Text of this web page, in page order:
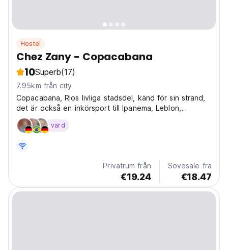
Hostel
Chez Zany - Copacabana
10Superb(17)
7.95km från city
Copacabana, Rios livliga stadsdel, känd för sin strand,
det är också en inkörsport till Ipanema, Leblon,
ansluten med tunnelbanelinjer och erbjuder oändliga
nöjesalternativ.
värd
Privatrum från
€19.24
Sovesale fra
€18.47